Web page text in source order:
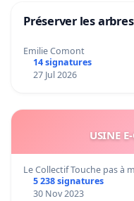
Préserver les
Emilie Comont
14 signatures
27 Jul 2026
USINE
Le Collectif Touche pas à
5 238 signatures
30 Nov 2023